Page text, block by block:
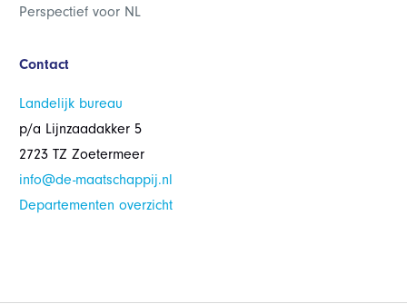
Perspectief voor NL
Contact
Landelijk bureau
p/a Lijnzaadakker 5
2723 TZ Zoetermeer
info@de-maatschappij.nl
Departementen overzicht